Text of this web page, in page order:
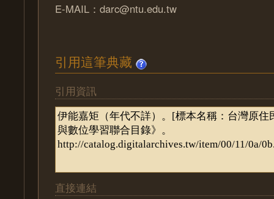
E-MAIL：darc@ntu.edu.tw
引用這筆典藏
引用資訊
直接連結